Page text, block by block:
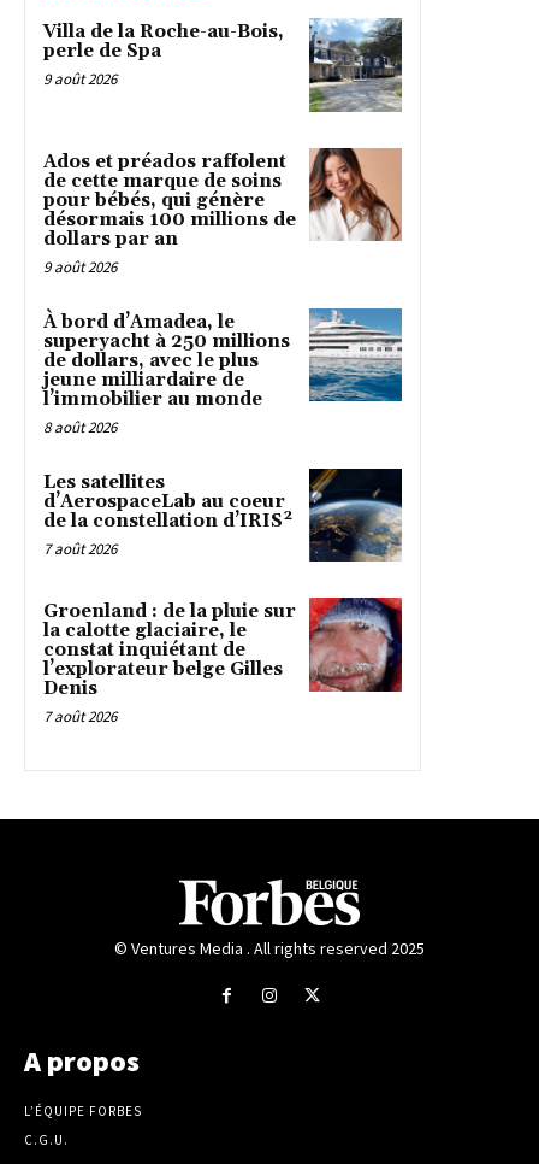
Villa de la Roche-au-Bois,
perle de Spa
9 août 2026
Ados et préados raffolent
de cette marque de soins
pour bébés, qui génère
désormais 100 millions de
dollars par an
9 août 2026
À bord d’Amadea, le
superyacht à 250 millions
de dollars, avec le plus
jeune milliardaire de
l’immobilier au monde
8 août 2026
Les satellites
d’AerospaceLab au coeur
de la constellation d’IRIS²
7 août 2026
Groenland : de la pluie sur
la calotte glaciaire, le
constat inquiétant de
l’explorateur belge Gilles
Denis
7 août 2026
© Ventures Media . All rights reserved 2025
A propos
L’ÉQUIPE FORBES
C.G.U.